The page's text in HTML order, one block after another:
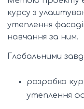
курсу з
утеплення
навчання за ним.
Глобальними
розробка
утеплення